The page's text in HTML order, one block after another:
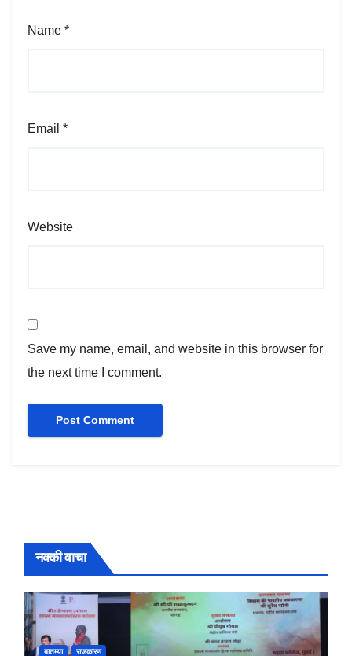
Name *
Email *
Website
Save my name, email, and website in this browser for
the next time I comment.
नक्की वाचा
बातम्या राजकारण